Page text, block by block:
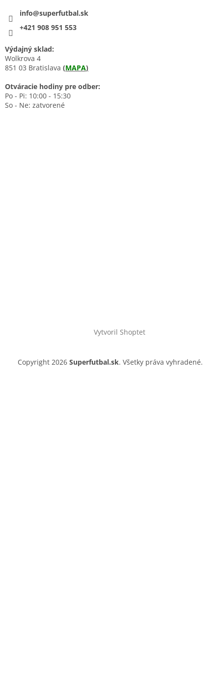
info@superfutbal.sk
+421 908 951 553
Výdajný sklad:
Wolkrova 4
851 03 Bratislava (MAPA)
Otváracie hodiny pre odber:
Po - Pi: 10:00 - 15:30
So - Ne: zatvorené
Vytvoril Shoptet
Copyright 2026 Superfutbal.sk. Všetky práva vyhradené.